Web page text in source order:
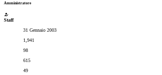
Amministratore
Staff
31 Gennaio 2003
1,941
98
615
49